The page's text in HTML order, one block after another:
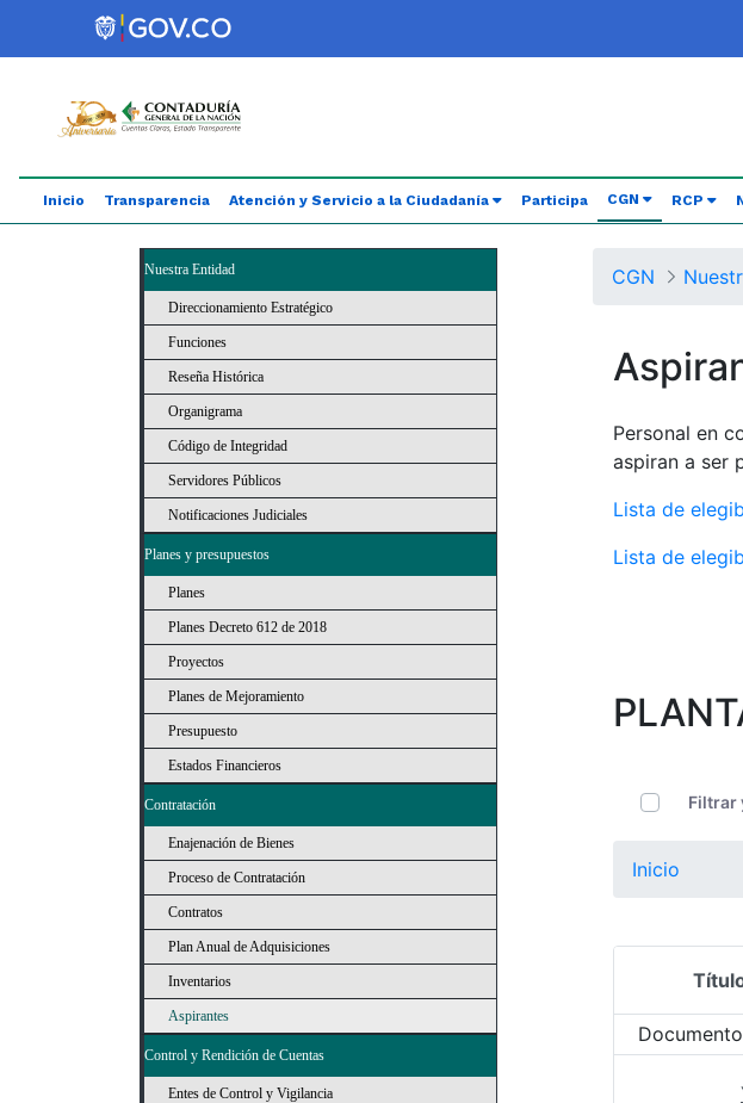
Saltar al contenido principal
Abrir menú de accesibilidad
Inicio Transparencia Atención y Servicio a la Ciudadanía Participa CGN (current)
RCP
Nuestra Entidad
Direccionamiento Estratégico
Funciones
Reseña Histórica
Organigrama
Código de Integridad
Servidores Públicos
Notificaciones Judiciales
Planes y presupuestos
Planes
Planes Decreto 612 de 2018
Proyectos
Planes de Mejoramiento
Presupuesto
Estados Financieros
Contratación
Enajenación de Bienes
Proceso de Contratación
Contratos
Plan Anual de Adquisiciones
Inventarios
Aspirantes
Control y Rendición de Cuentas
Entes de Control y Vigilancia
CGN
Personal en
aspiran a ser
Lista de
Lista de
Filtrar
Inicio
Selección